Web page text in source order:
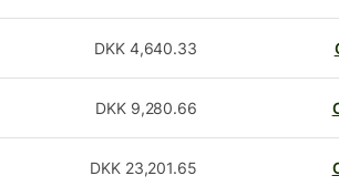
4,640.33
DKK
9,280.66
DKK
23,201.65
DKK